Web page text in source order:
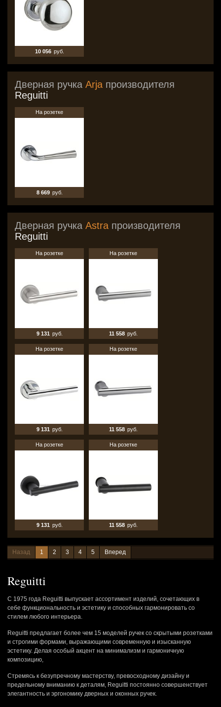
10 056 руб.
Дверная ручка Arja производителя
Reguitti
На розетке
8 669 руб.
Дверная ручка Astra производителя
Reguitti
На розетке
9 131 руб.
На розетке
11 558 руб.
На розетке
9 131 руб.
На розетке
11 558 руб.
На розетке
9 131 руб.
На розетке
11 558 руб.
Назад 1 2 3 4 5 Вперед
Reguitti
С 1975 года Reguitti выпускает ассортимент изделий, сочетающих в
себе функциональность и эстетику и способных гармонировать со
стилем любого интерьера.
Reguitti предлагает более чем 15 моделей ручек со скрытыми розетками
и строгими формами, выражающими современную и изысканную
эстетику. Делая особый акцент на минимализм и гармоничную
композицию,
Стремясь к безупречному мастерству, превосходному дизайну и
предельному вниманию к деталям, Reguitti постоянно совершенствует
элегантность и эргономику дверных и оконных ручек.